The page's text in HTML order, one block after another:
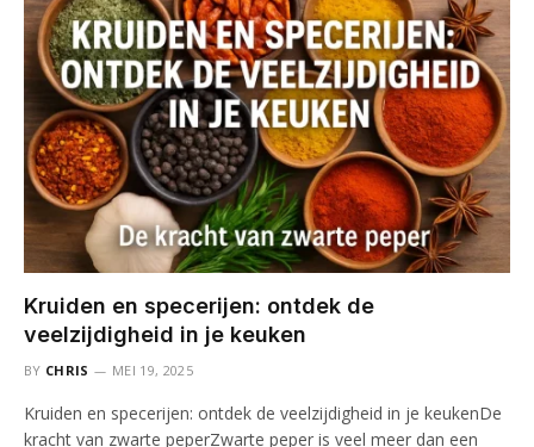
Kruiden en specerijen: ontdek de
veelzijdigheid in je keuken
BY CHRIS MEI 19, 2025
Kruiden en specerijen: ontdek de veelzijdigheid in je keukenDe
kracht van zwarte peperZwarte peper is veel meer dan een